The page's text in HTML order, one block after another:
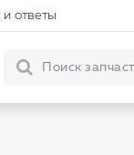
ответы